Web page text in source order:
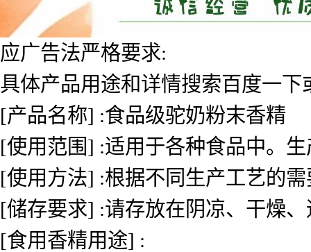
应广告法严格要求:
具体产品用途和详情搜索百度一
[产品名称] :食品级驼奶粉末香精
[使用范围] :适用于各种食品中。
[使用方法] :根据不同生产工艺的
[储存要求] :请存放在阴凉、干燥
[食用香精用途] :